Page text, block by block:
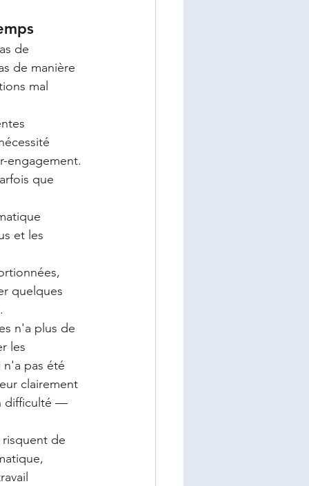
de
de manière
mal
engagement.
que
et les
quelques
n'a plus de
les
pas été
clairement
difficulté —
de